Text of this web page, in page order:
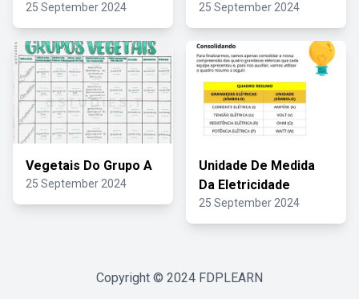
25 September 2024 25 September 2024
Vegetais Do Grupo A
25 September 2024
Unidade De Medida
Da Eletricidade
25 September 2024
Copyright © 2024 FDPLEARN